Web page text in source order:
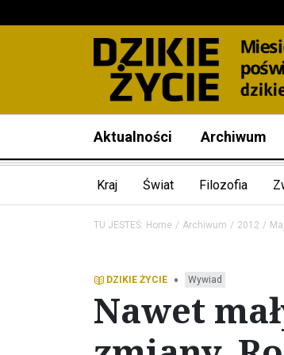
Aktualności Archiwum
Kraj Świat Filozofia
TU JESTEŚ: Home Archiwum 2012
DZIKIE ŻYCIE • Wywiad
Nawet